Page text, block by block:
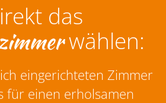
das
wählen:
eingerichteten Zimmer
für einen erholsamen